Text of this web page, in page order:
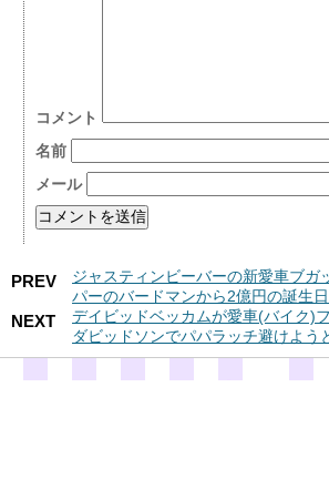
コメント
名前
メール
PREV
ジャスティンビーバーの新愛車ブガ
パーのバードマンから2億円の誕生
NEXT
デイビッドベッカムが愛車(バイク)
ダビッドソンでパパラッチ避けよう